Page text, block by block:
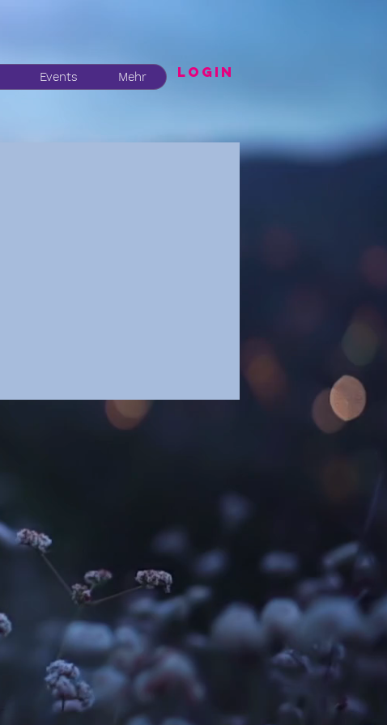
Events Mehr LogIN